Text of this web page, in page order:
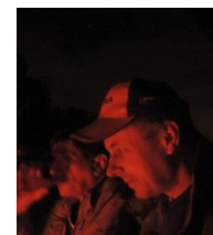
FOTOALBUM